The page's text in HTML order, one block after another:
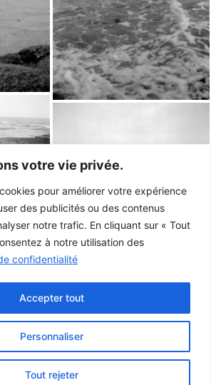
votre vie privée.
pour améliorer votre expérience
des publicités ou des contenus
notre trafic. En cliquant sur « Tout
à notre utilisation des
confidentialité
Personnaliser
Tout rejeter
Accepter tout
a été rendu possible grâce au
du Canada.
Connexion